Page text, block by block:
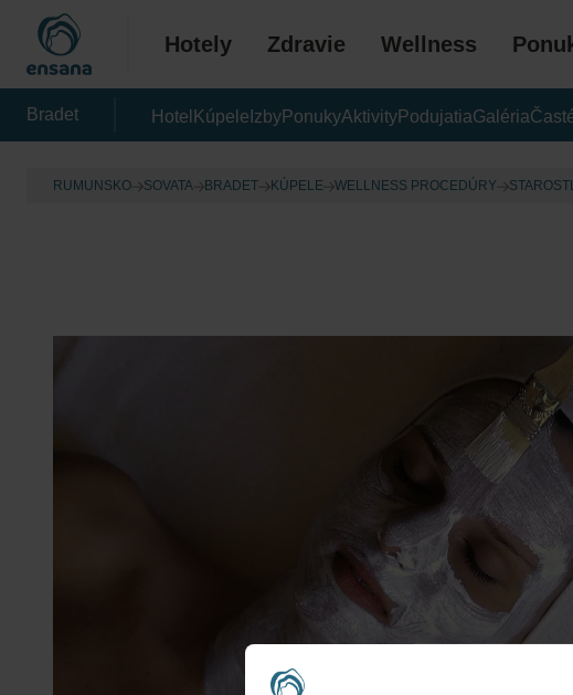
Hotely Zdravie Wellness
Bradet Hotel Kúpele IzbyPonukyAktivityPodujatiaGaléria
RUMUNSKO SOVATA BRADET KÚPELE WELLNESS PROCEDÚRY